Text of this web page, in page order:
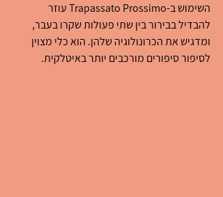
השימוש ב-Trapassato Prossimo עוזר
להבדיל בבירור בין שתי פעולות שקרו בעבר,
ומדגיש את הכרונולוגיה שלהן. הוא כלי מצוין
לסיפור סיפורים מורכבים יותר באיטלקית.